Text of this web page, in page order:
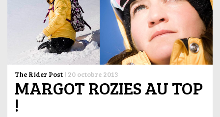
The Rider Post | 20 octobre 2013
MARGOT ROZIES AU TOP
!